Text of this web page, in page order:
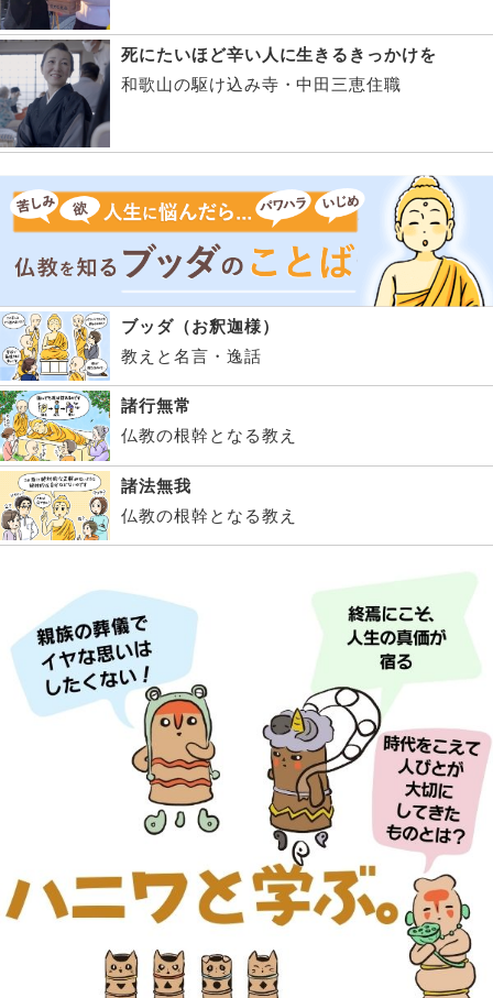
死にたいほど辛い人に生きるきっかけを
和歌山の駆け込み寺・中田三恵住職
ブッダ（お釈迦様）
教えと名言・逸話
諸行無常
仏教の根幹となる教え
諸法無我
仏教の根幹となる教え